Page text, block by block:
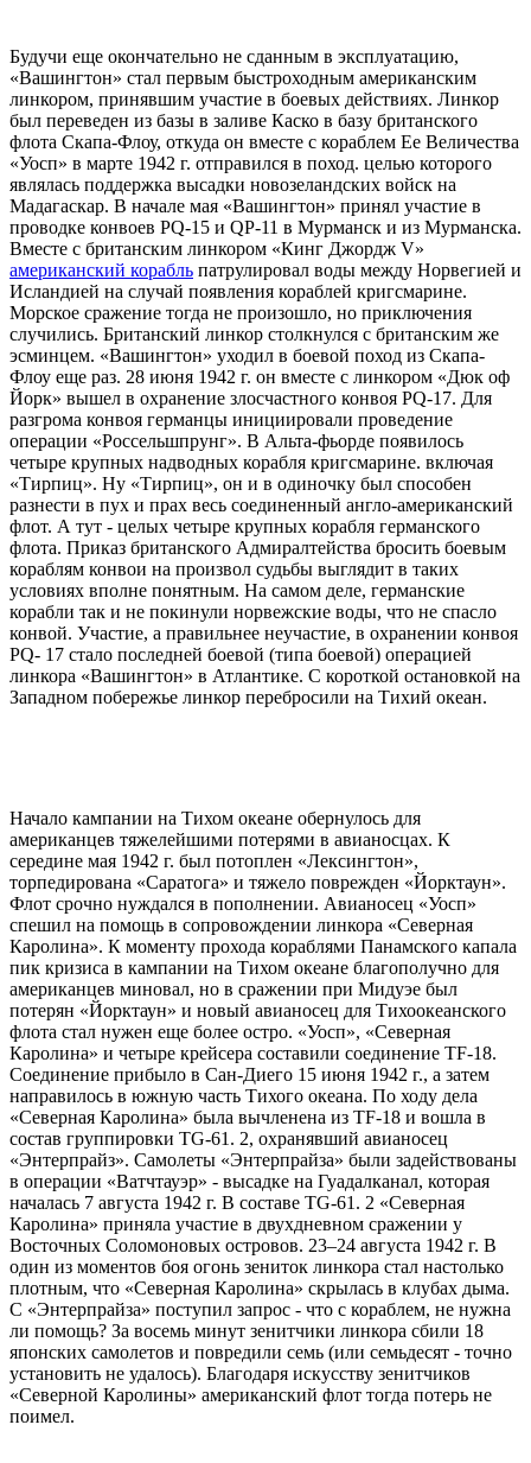
Будучи еще окончательно не сданным в эксплуатацию,
«Вашингтон» стал первым быстроходным американским
линкором, принявшим участие в боевых действиях. Линкор
был переведен из базы в заливе Каско в базу британского
флота Скапа-Флоу, откуда он вместе с кораблем Ее Величества
«Уосп» в марте 1942 г. отправился в поход. целью которого
являлась поддержка высадки новозеландских войск на
Мадагаскар. В начале мая «Вашингтон» принял участие в
проводке конвоев PQ-15 и QP-11 в Мурманск и из Мурманска.
Вместе с британским линкором «Кинг Джордж V»
американский корабль патрулировал воды между Норвегией и
Исландией на случай появления кораблей кригсмарине.
Морское сражение тогда не произошло, но приключения
случились. Британский линкор столкнулся с британским же
эсминцем. «Вашингтон» уходил в боевой поход из Скапа-
Флоу еще раз. 28 июня 1942 г. он вместе с линкором «Дюк оф
Йорк» вышел в охранение злосчастного конвоя PQ-17. Для
разгрома конвоя германцы инициировали проведение
операции «Россельшпрунг». В Альта-фьорде появилось
четыре крупных надводных корабля кригсмарине. включая
«Тирпиц». Ну «Тирпиц», он и в одиночку был способен
разнести в пух и прах весь соединенный англо-американский
флот. А тут - целых четыре крупных корабля германского
флота. Приказ британского Адмиралтейства бросить боевым
кораблям конвои на произвол судьбы выглядит в таких
условиях вполне понятным. На самом деле, германские
корабли так и не покинули норвежские воды, что не спасло
конвой. Участие, а правильнее неучастие, в охранении конвоя
PQ- 17 стало последней боевой (типа боевой) операцией
линкора «Вашингтон» в Атлантике. С короткой остановкой на
Западном побережье линкор перебросили на Тихий океан.
Начало кампании на Тихом океане обернулось для
американцев тяжелейшими потерями в авианосцах. К
середине мая 1942 г. был потоплен «Лексингтон»,
торпедирована «Саратога» и тяжело поврежден «Йорктаун».
Флот срочно нуждался в пополнении. Авианосец «Уосп»
спешил на помощь в сопровождении линкора «Северная
Каролина». К моменту прохода кораблями Панамского капала
пик кризиса в кампании на Тихом океане благополучно для
американцев миновал, но в сражении при Мидуэе был
потерян «Йорктаун» и новый авианосец для Тихоокеанского
флота стал нужен еще более остро. «Уосп», «Северная
Каролина» и четыре крейсера составили соединение TF-18.
Соединение прибыло в Сан-Диего 15 июня 1942 г., а затем
направилось в южную часть Тихого океана. По ходу дела
«Северная Каролина» была вычленена из TF-18 и вошла в
состав группировки TG-61. 2, охранявший авианосец
«Энтерпрайз». Самолеты «Энтерпрайза» были задействованы
в операции «Ватчтауэр» - высадке на Гуадалканал, которая
началась 7 августа 1942 г. В составе TG-61. 2 «Северная
Каролина» приняла участие в двухдневном сражении у
Восточных Соломоновых островов. 23–24 августа 1942 г. В
один из моментов боя огонь зениток линкора стал настолько
плотным, что «Северная Каролина» скрылась в клубах дыма.
С «Энтерпрайза» поступил запрос - что с кораблем, не нужна
ли помощь? За восемь минут зенитчики линкора сбили 18
японских самолетов и повредили семь (или семьдесят - точно
установить не удалось). Благодаря искусству зенитчиков
«Северной Каролины» американский флот тогда потерь не
поимел.